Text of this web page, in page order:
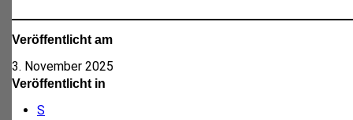
Veröffentlicht am
3. November 2025
Veröffentlicht in
S